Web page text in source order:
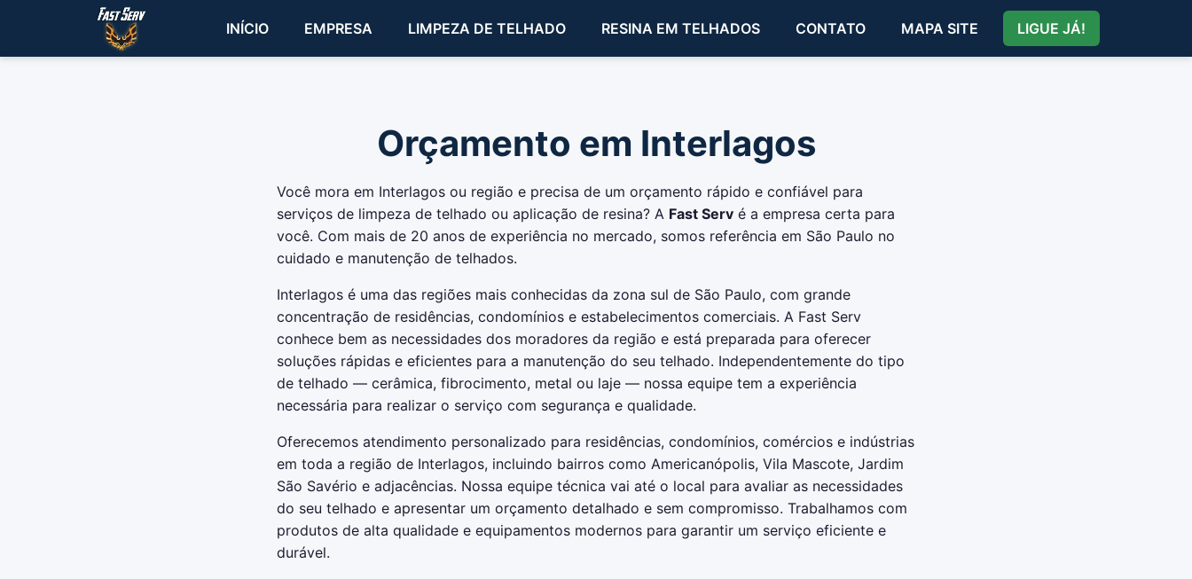
INÍCIO EMPRESA LIMPEZA DE TELHADO RESINA EM TELHADOS CONTATO MAPA SITE LIGUE JÁ!
Orçamento em Interlagos
Você mora em Interlagos ou região e precisa de um orçamento rápido e confiável para
serviços de limpeza de telhado ou aplicação de resina? A Fast Serv é a empresa certa para
você. Com mais de 20 anos de experiência no mercado, somos referência em São Paulo no
cuidado e manutenção de telhados.
Interlagos é uma das regiões mais conhecidas da zona sul de São Paulo, com grande
concentração de residências, condomínios e estabelecimentos comerciais. A Fast Serv
conhece bem as necessidades dos moradores da região e está preparada para oferecer
soluções rápidas e eficientes para a manutenção do seu telhado. Independentemente do tipo
de telhado — cerâmica, fibrocimento, metal ou laje — nossa equipe tem a experiência
necessária para realizar o serviço com segurança e qualidade.
Oferecemos atendimento personalizado para residências, condomínios, comércios e indústrias
em toda a região de Interlagos, incluindo bairros como Americanópolis, Vila Mascote, Jardim
São Savério e adjacências. Nossa equipe técnica vai até o local para avaliar as necessidades
do seu telhado e apresentar um orçamento detalhado e sem compromisso. Trabalhamos com
produtos de alta qualidade e equipamentos modernos para garantir um serviço eficiente e
durável.